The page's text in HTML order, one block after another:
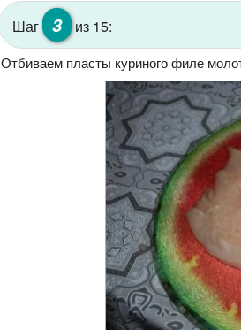
Шаг 3 из 15:
Отбиваем пласты куриного филе